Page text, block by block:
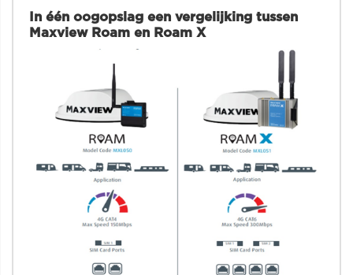
In één oogopslag een vergelijking tussen
Maxview Roam en Roam X